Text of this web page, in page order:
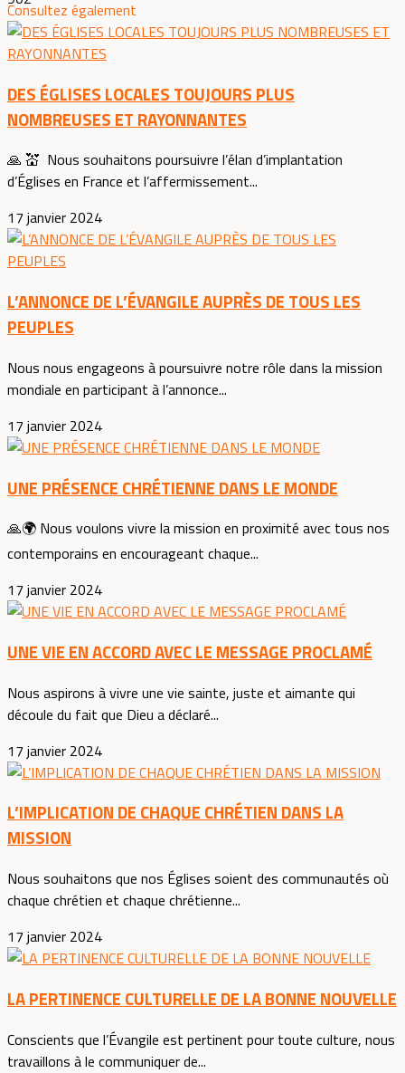
Consultez également
DES ÉGLISES LOCALES TOUJOURS PLUS
NOMBREUSES ET RAYONNANTES
🙏 💒 Nous souhaitons poursuivre l’élan d’implantation
d’Églises en France et l’affermissement...
17 janvier 2024
L’ANNONCE DE L’ÉVANGILE AUPRÈS DE TOUS LES
PEUPLES
Nous nous engageons à poursuivre notre rôle dans la mission
mondiale en participant à l’annonce...
17 janvier 2024
UNE PRÉSENCE CHRÉTIENNE DANS LE MONDE
🙏🌍 Nous voulons vivre la mission en proximité avec tous nos
contemporains en encourageant chaque...
17 janvier 2024
UNE VIE EN ACCORD AVEC LE MESSAGE PROCLAMÉ
Nous aspirons à vivre une vie sainte, juste et aimante qui
découle du fait que Dieu a déclaré...
17 janvier 2024
L’IMPLICATION DE CHAQUE CHRÉTIEN DANS LA
MISSION
Nous souhaitons que nos Églises soient des communautés où
chaque chrétien et chaque chrétienne...
17 janvier 2024
LA PERTINENCE CULTURELLE DE LA BONNE NOUVELLE
Conscients que l’Évangile est pertinent pour toute culture, nous
travaillons à le communiquer de...